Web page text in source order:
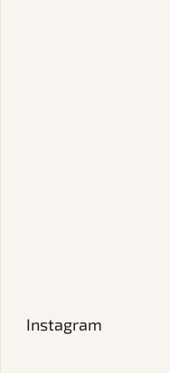
Instagram